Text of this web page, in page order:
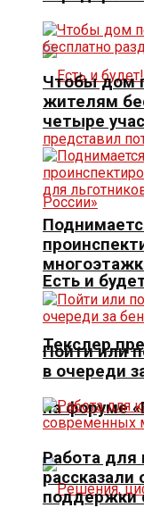
Есть и
Текслер
на форуме
Чтобы дом
жителям
четыре
Пойти или
в очереди
Работа для
поддержки